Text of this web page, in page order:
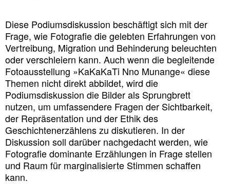
Diese Podiumsdiskussion beschäftigt sich mit der
Frage, wie Fotografie die gelebten Erfahrungen von
Vertreibung, Migration und Behinderung beleuchten
oder verschleiern kann. Auch wenn die begleitende
Fotoausstellung »KaKaKaTi Nno Munange« diese
Themen nicht direkt abbildet, wird die
Podiumsdiskussion die Bilder als Sprungbrett
nutzen, um umfassendere Fragen der Sichtbarkeit,
der Repräsentation und der Ethik des
Geschichtenerzählens zu diskutieren. In der
Diskussion soll darüber nachgedacht werden, wie
Fotografie dominante Erzählungen in Frage stellen
und Raum für marginalisierte Stimmen schaffen
kann.